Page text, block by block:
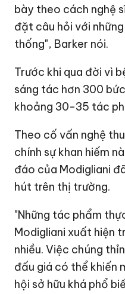
bày theo cách nghệ
đặt câu hỏi với
thống", Barker nói.
Trước khi qua đời vì
sáng tác hơn 300
khoảng 30-35 tác
Theo cố vấn nghệ
chính sự khan hiếm
đáo của Modigliani
hút trên thị trường.
"Những tác phẩm
Modigliani xuất hiện
nhiều. Việc chúng
đấu giá có thể khiến
hội sở hữu khá phổ